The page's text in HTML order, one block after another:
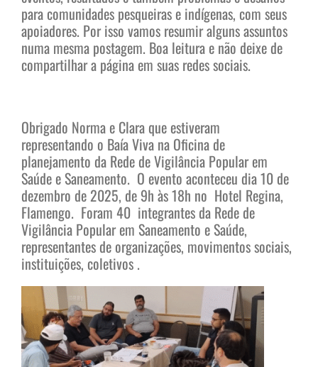
para comunidades pesqueiras e indígenas, com seus
apoiadores. Por isso vamos resumir alguns assuntos
numa mesma postagem. Boa leitura e não deixe de
compartilhar a página em suas redes sociais.
Obrigado Norma e Clara que estiveram
representando o Baía Viva na Oficina de
planejamento da Rede de Vigilância Popular em
Saúde e Saneamento. O evento aconteceu dia 10 de
dezembro de 2025, de 9h às 18h no Hotel Regina,
Flamengo. Foram 40 integrantes da Rede de
Vigilância Popular em Saneamento e Saúde,
representantes de organizações, movimentos sociais,
instituições, coletivos .